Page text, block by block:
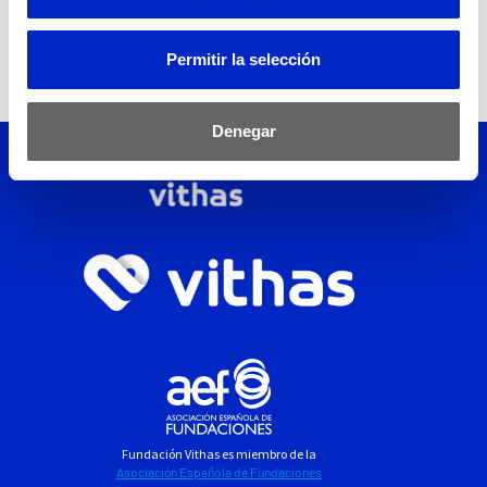
Permitir la selección
Denegar
Fundación Vithas es miembro de la
Asociación Española de Fundaciones